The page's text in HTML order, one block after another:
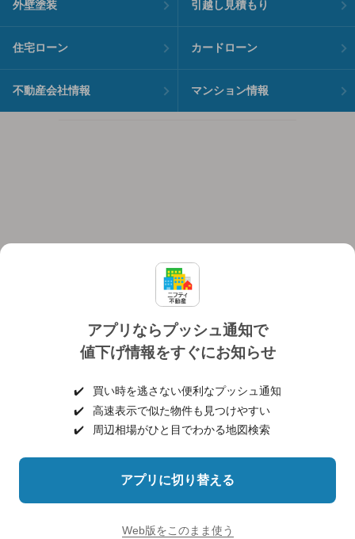
アプリならプッシュ通知で
値下げ情報をすぐにお知らせ
✔️
買い時を逃さない便利なプッシュ通知
✔️
高速表示で似た物件も見つけやすい
✔️
周辺相場がひと目でわかる地図検索
アプリに切り替える
Web版をこのまま使う
外壁塗装 引越し見積もり
住宅ローン カードローン
不動産会社情報 マンション情報
個人情報保護ポリシー 利用規約
ヘルプ・お問い合わせ 採用情報
©NIFTY Lifestyle Co., Ltd.